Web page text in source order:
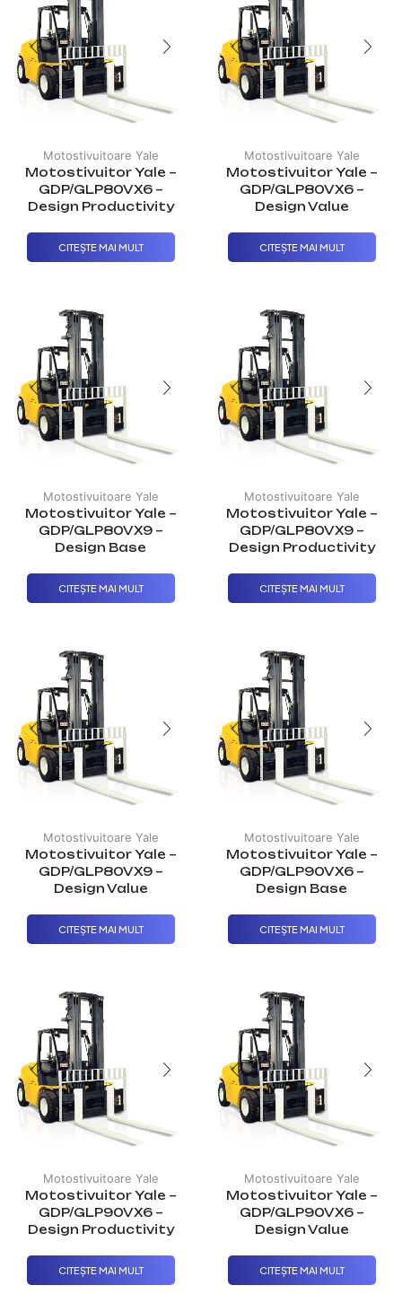
Motostivuitoare Yale
Motostivuitor Yale –
GDP/GLP80VX6 –
Design Productivity
CITEȘTE MAI MULT
Motostivuitoare Yale
Motostivuitor Yale –
GDP/GLP80VX6 –
Design Value
CITEȘTE MAI MULT
Motostivuitoare Yale
Motostivuitor Yale –
GDP/GLP80VX9 –
Design Base
CITEȘTE MAI MULT
Motostivuitoare Yale
Motostivuitor Yale –
GDP/GLP80VX9 –
Design Productivity
CITEȘTE MAI MULT
Motostivuitoare Yale
Motostivuitor Yale –
GDP/GLP80VX9 –
Design Value
CITEȘTE MAI MULT
Motostivuitoare Yale
Motostivuitor Yale –
GDP/GLP90VX6 –
Design Base
CITEȘTE MAI MULT
Motostivuitoare Yale
Motostivuitor Yale –
GDP/GLP90VX6 –
Design Productivity
CITEȘTE MAI MULT
Motostivuitoare Yale
Motostivuitor Yale –
GDP/GLP90VX6 –
Design Value
CITEȘTE MAI MULT